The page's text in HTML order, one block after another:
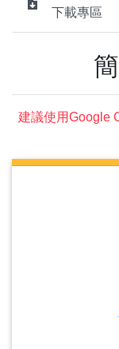
下載專區
建議使用Google